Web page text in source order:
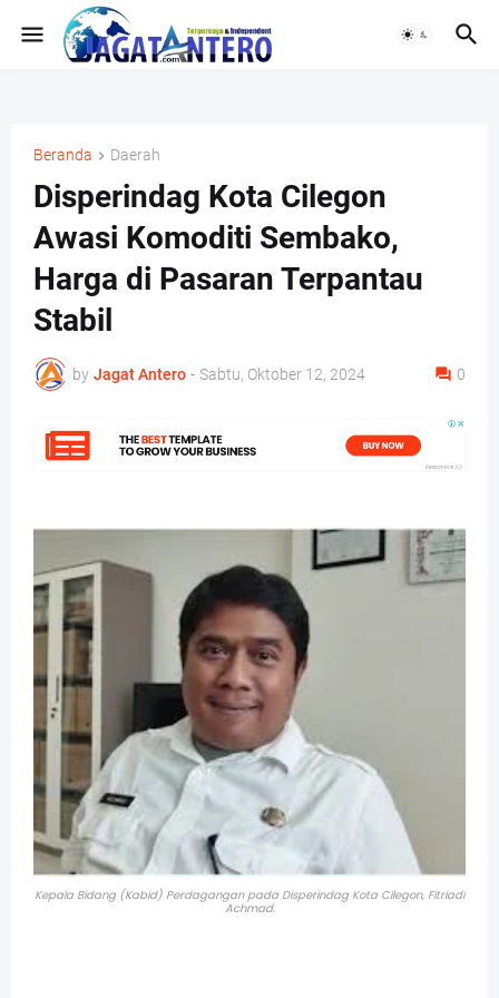
Beranda Daerah
Disperindag Kota Cilegon
Awasi Komoditi Sembako,
Harga di Pasaran Terpantau
Stabil
by Jagat Antero - Sabtu, Oktober 12, 2024 0
Kepala Bidang (Kabid) Perdagangan pada Disperindag Kota Cilegon, Fitriadi
Achmad.